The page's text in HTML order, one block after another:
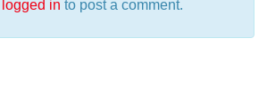
logged in to post a comment.